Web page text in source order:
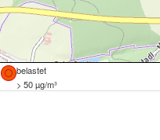
belastet
> 50 µg/m³